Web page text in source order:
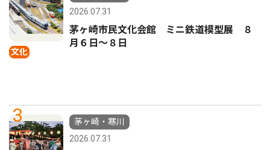
文化
2026.07.31
茅ヶ崎市民文化会館 ミニ鉄道模型展 ８
月６日〜８日
3
茅ヶ崎・寒川
2026.07.31